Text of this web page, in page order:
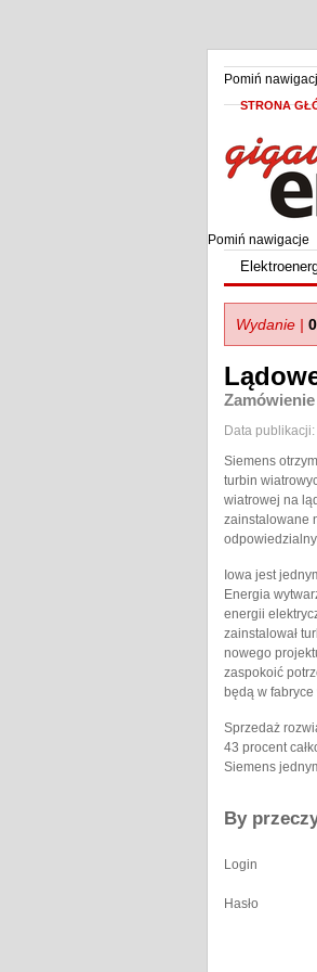
Pomiń
STRONA
Pomiń nawigacje
Wydanie |
Data
Siemens
turbin
wiatrowej na
zainstalowane
Iowa jest
Energia
energii
zainstalował
nowego
zaspokoić
będą w
Sprzedaż
43 procent
Siemens
By
Login
Hasło